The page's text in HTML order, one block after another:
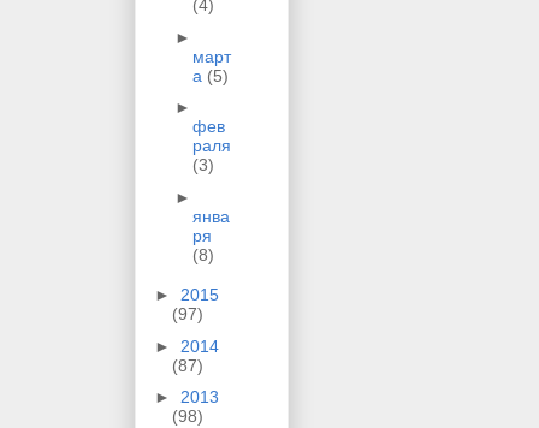
(4)
►
март
а (5)
►
фев
раля
(3)
►
янва
ря
(8)
► 2015
(97)
► 2014
(87)
► 2013
(98)